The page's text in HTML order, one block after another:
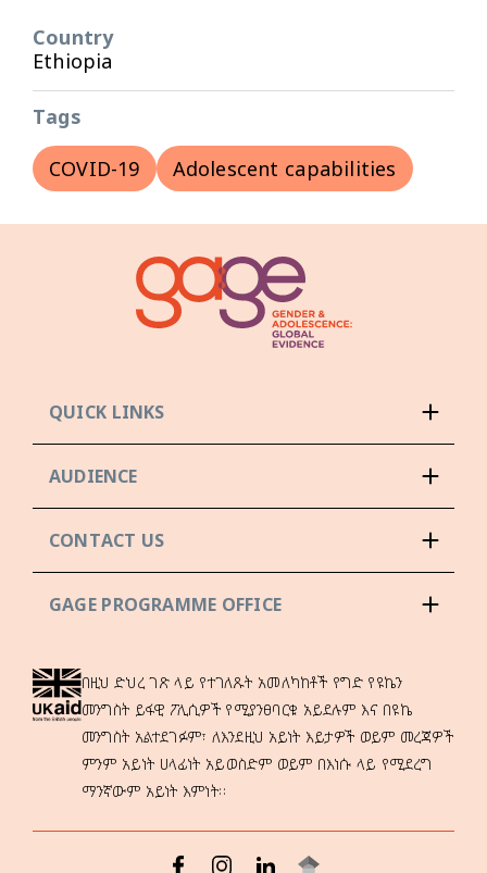
Country
Ethiopia
Tags
COVID-19
Adolescent capabilities
QUICK LINKS
AUDIENCE
CONTACT US
GAGE PROGRAMME OFFICE
በዚህ ድህረ ገጽ ላይ የተገለጹት አመለካከቶች የግድ የዩኬን
መንግስት ይፋዊ ፖሊሲዎች የሚያንፀባርቁ አይደሉም እና በዩኬ
መንግስት አልተደገፉም፣ ለእንደዚህ አይነት እይታዎች ወይም መረጃዎች
ምንም አይነት ሀላፊነት አይወስድም ወይም በእነሱ ላይ የሚደረግ
ማንኛውም አይነት እምነት።